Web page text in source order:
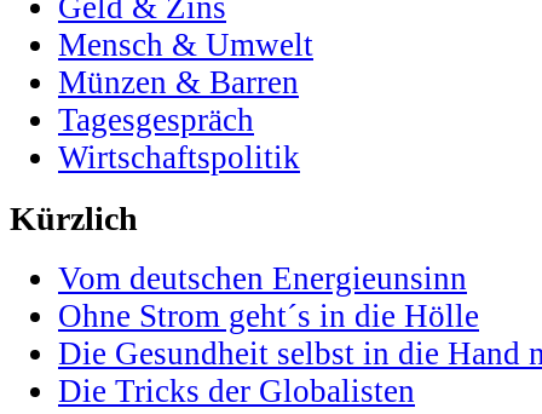
Mensch & Umwelt
Münzen & Barren
Tagesgespräch
Wirtschaftspolitik
Kürzlich
Vom deutschen Energieunsinn
Ohne Strom geht´s in die Hölle
Die Gesundheit selbst in die Hand
Die Tricks der Globalisten